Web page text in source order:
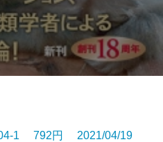
1 792円 2021/04/19